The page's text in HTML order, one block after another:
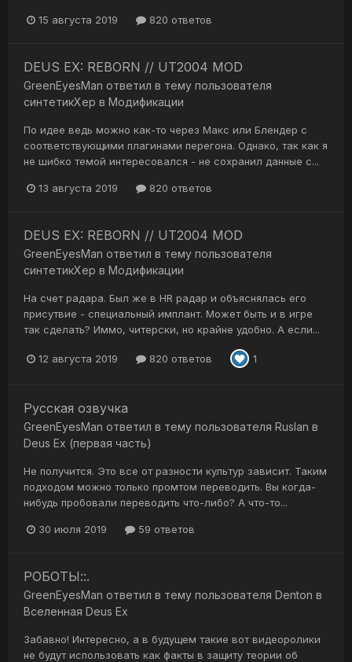
15 августа 2019 820 ответов
DEUS EX: REBORN // UT2004 MOD
GreenEyesMan ответил в тему пользователя
синтетикХер в Модификации
По идее ведь можно как-то через Макс или Блендер с
соответствующими плагинами перегона. Однако, так как я
не шибко темой интересовался - не сохранил данные с...
13 августа 2019 820 ответов
DEUS EX: REBORN // UT2004 MOD
GreenEyesMan ответил в тему пользователя
синтетикХер в Модификации
На счет радара. Был же в HR радар и объяснялась его
присутвие - специальный имплант. Может быть и в игре
так сделать? Иммо, читерски, но крайне удобно. А если...
12 августа 2019 820 ответов 1
Русская озвучка
GreenEyesMan ответил в тему пользователя Ruslan в
Deus Ex (первая часть)
Не получится. Это все от разности культур зависит. Таким
подходом можно только промтом переводить. Вы когда-
нибудь пробовали переводить что-либо? А что-то...
30 июля 2019 59 ответов
РОБОТЫ::.
GreenEyesMan ответил в тему пользователя Denton в
Вселенная Deus Ex
Забавно! Интересно, а в будущем такие вот видеоролики
не будут использовать как факты в защиту теории об